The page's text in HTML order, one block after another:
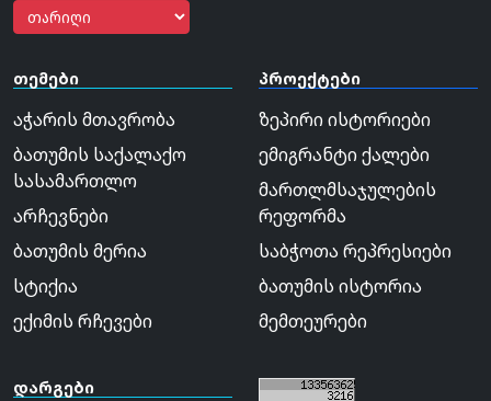
თემები
აჭარის მთავრობა
ბათუმის საქალაქო
სასამართლო
არჩევნები
ბათუმის მერია
სტიქია
ექიმის რჩევები
პროექტები
ზეპირი ისტორიები
ემიგრანტი ქალები
მართლმსაჯულების
რეფორმა
საბჭოთა რეპრესიები
ბათუმის ისტორია
მემთეურები
დარგები